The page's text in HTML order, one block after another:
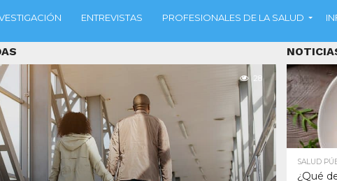
ENTREVISTAS PROFESIONALES DE LA SALUD
28
SALUD
¿Qué